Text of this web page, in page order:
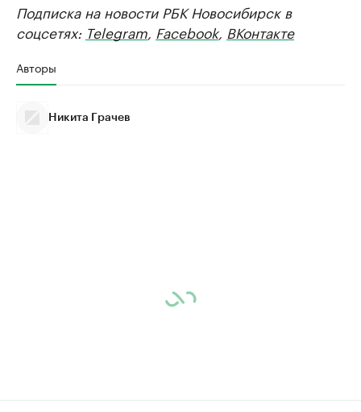
Подписка на новости РБК Новосибирск в
соцсетях: Telegram, Facebook, ВКонтакте
Авторы
Никита Грачев